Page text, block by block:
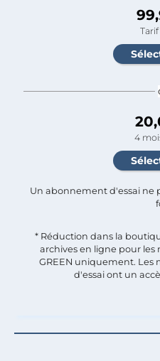
4
Un abonnement d'essai ne
* Réduction dans la
archives en ligne pour
GREEN uniquement.
d'essai ont un